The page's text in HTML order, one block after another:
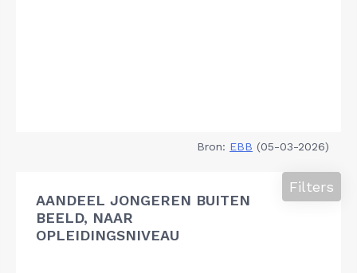
Bron: EBB (05-03-2026)
AANDEEL JONGEREN BUITEN
BEELD, NAAR
OPLEIDINGSNIVEAU
Filters